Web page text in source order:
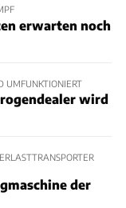
erwarten noch
UMFUNKTIONIERT
wird
der